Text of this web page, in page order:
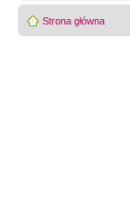
Strona główna